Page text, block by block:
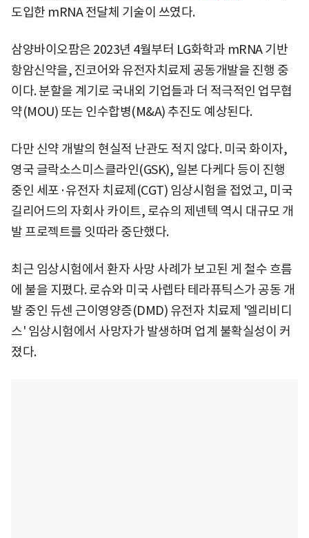
도입한 mRNA 전달체 기술이 쓰였다.
삼양바이오팜은 2023년 4월부터 LG화학과 mRNA 기반
항암신약을, 진코어와 유전자치료제 공동개발을 진행 중
이다. 분할을 계기로 국내외 기업들과 더 적극적인 업무협
약(MOU) 또는 인수합병(M&A) 추진도 예상된다.
다만 신약 개발의 현실적 난관도 적지 않다. 미국 화이자,
영국 글락소스미스클라인(GSK), 일본 다케다 등이 진행
중인 세포·유전자 치료제(CGT) 임상시험을 접었고, 미국
길리어드의 자회사 카이트, 로슈의 제넨텍 역시 대규모 개
발 프로젝트를 잇따라 중단했다.
최근 임상시험에서 환자 사망 사례가 보고된 게 철수 흐름
에 불을 지폈다. 로슈와 미국 사렙타 테라퓨틱스가 공동 개
발 중인 듀센 근이영양증(DMD) 유전자 치료제 '엘리비디
스' 임상시험에서 사망자가 발생하며 업계 불확실성이 커
졌다.